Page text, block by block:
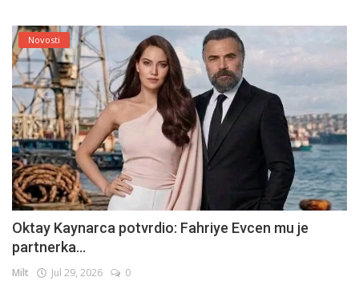
Novosti
Oktay Kaynarca potvrdio: Fahriye Evcen mu je
partnerka...
Milt Jul 29, 2026 0